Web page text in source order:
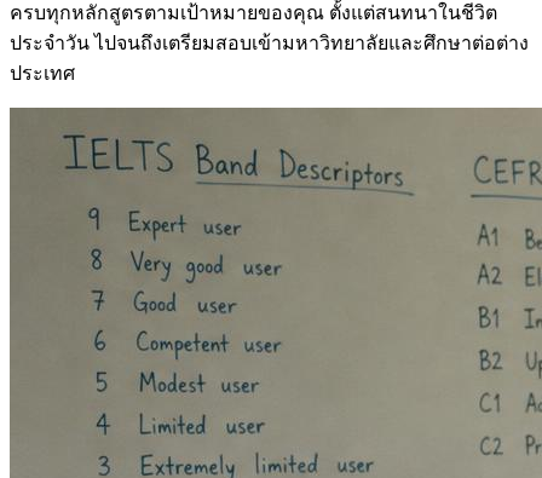
ครบทุกหลักสูตรตามเป้าหมายของคุณ ตั้งแต่สนทนาในชีวิต
ประจำวัน ไปจนถึงเตรียมสอบเข้ามหาวิทยาลัยและศึกษาต่อต่าง
ประเทศ